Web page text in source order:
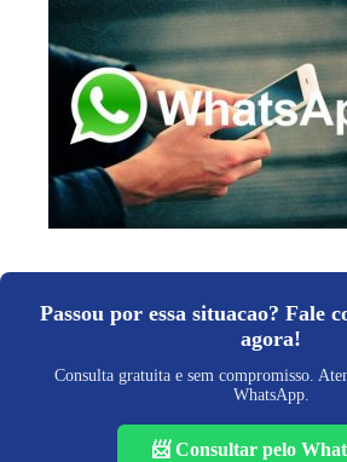
Passou por essa situacao? Fale
agora!
Consulta gratuita e sem compromisso.
WhatsApp.
📨 Consultar pelo